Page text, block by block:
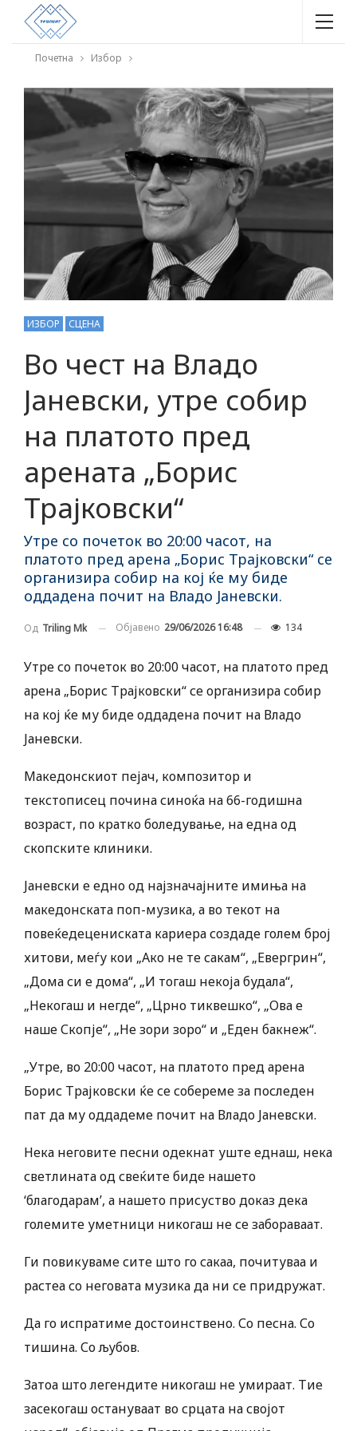
Почетна Избор
ИЗБОР СЦЕНА
Во чест на Владо
Јаневски, утре собир
на платото пред
арената „Борис
Трајковски“
Утре со почеток во 20:00 часот, на
платото пред арена „Борис Трајковски“ се
организира собир на кој ќе му биде
оддадена почит на Владо Јаневски.
Од Triling Mk Објавено 29/06/2026 16:48 134
Утре со почеток во 20:00 часот, на платото пред
арена „Борис Трајковски“ се организира собир
на кој ќе му биде оддадена почит на Владо
Јаневски.
Македонскиот пејач, композитор и
текстописец почина синоќа на 66-годишна
возраст, по кратко боледување, на една од
скопските клиники.
Јаневски е едно од најзначајните имиња на
македонската поп-музика, а во текот на
повеќедецениската кариера создаде голем број
хитови, меѓу кои „Ако не те сакам“, „Евергрин“,
„Дома си е дома“, „И тогаш некоја будала“,
„Некогаш и негде“, „Црно тиквешко“, „Ова е
наше Скопје“, „Не зори зоро“ и „Еден бакнеж“.
„Утре, во 20:00 часот, на платото пред арена
Борис Трајковски ќе се собереме за последен
пат да му оддадеме почит на Владо Јаневски.
Нека неговите песни одекнат уште еднаш, нека
светлината од свеќите биде нашето
‘благодарам’, а нашето присуство доказ дека
големите уметници никогаш не се забораваат.
Ги повикуваме сите што го сакаа, почитуваа и
растеа со неговата музика да ни се придружат.
Да го испратиме достоинствено. Со песна. Со
тишина. Со љубов.
Затоа што легендите никогаш не умираат. Тие
засекогаш остануваат во срцата на својот